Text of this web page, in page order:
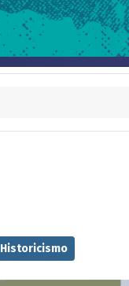
Historicismo